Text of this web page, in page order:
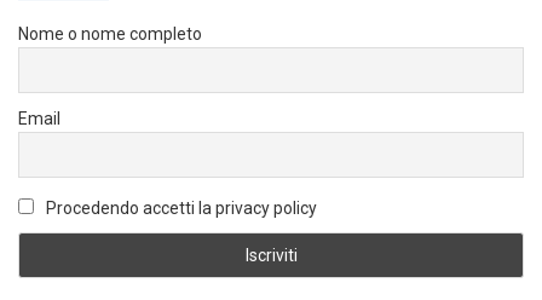
Nome o nome completo
Email
Procedendo accetti la privacy policy